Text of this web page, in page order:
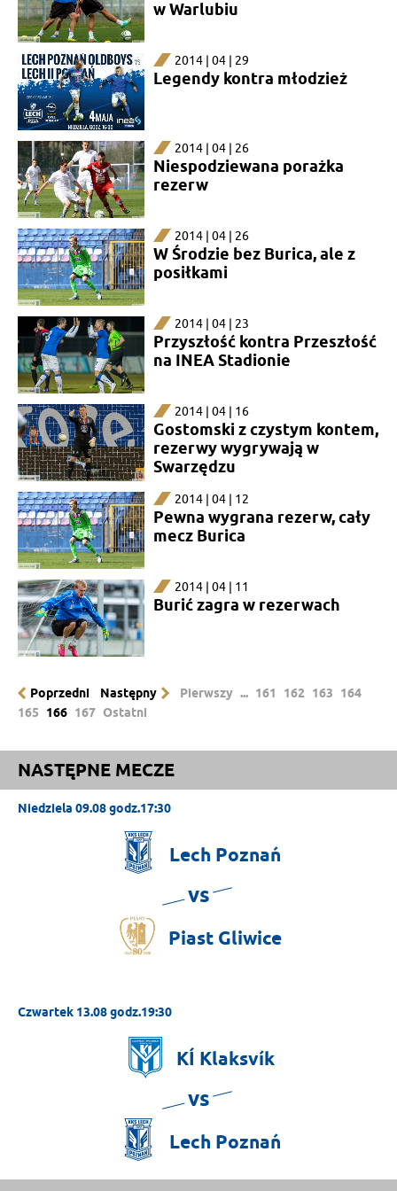
w Warlubiu
2014 | 04 | 29
Legendy kontra młodzież
2014 | 04 | 26
Niespodziewana porażka
rezerw
2014 | 04 | 26
W Środzie bez Burica, ale z
posiłkami
2014 | 04 | 23
Przyszłość kontra Przeszłość
na INEA Stadionie
2014 | 04 | 16
Gostomski z czystym kontem,
rezerwy wygrywają w
Swarzędzu
2014 | 04 | 12
Pewna wygrana rezerw, cały
mecz Burica
2014 | 04 | 11
Burić zagra w rezerwach
Poprzedni Następny Pierwszy ... 161 162 163
164
165
166 167 Ostatni
NASTĘPNE MECZE
Niedziela 09.08 godz.17:30
Lech Poznań
vs
Piast Gliwice
Czwartek 13.08 godz.19:30
KÍ Klaksvík
vs
Lech Poznań